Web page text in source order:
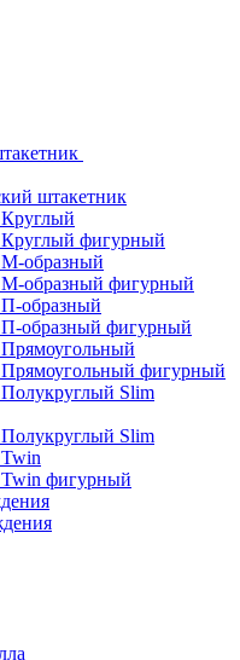
штакетник
фигурный
образный
образный фигурный
образный
образный фигурный
фигурный
Slim
Slim
фигурный